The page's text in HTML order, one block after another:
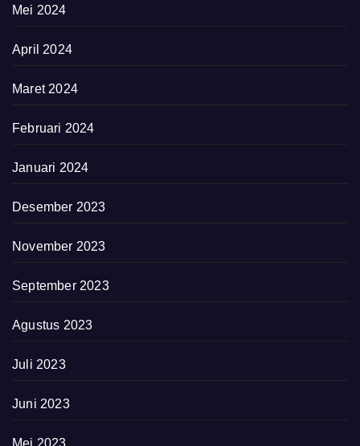
Mei 2024
April 2024
Maret 2024
Februari 2024
Januari 2024
Desember 2023
November 2023
September 2023
Agustus 2023
Juli 2023
Juni 2023
Mei 2023